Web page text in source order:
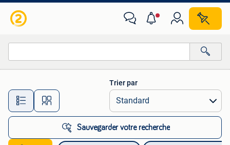
Toutes les distances…
Trier par
Sauvegarder votre recherche